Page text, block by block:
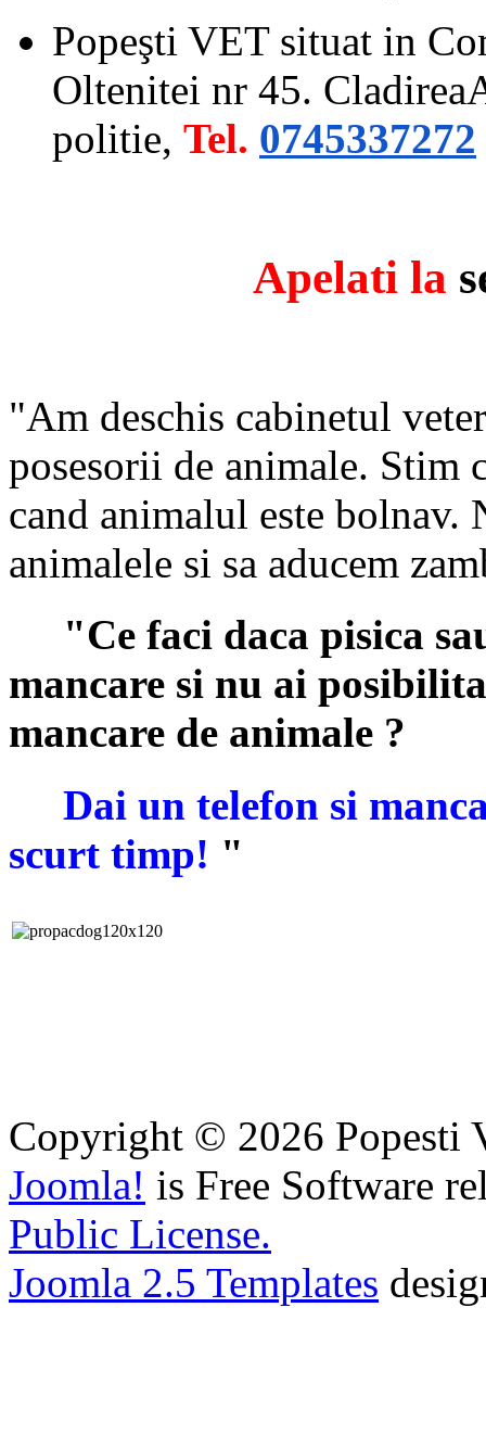
Popeşti VET situat in
Oltenitei nr 45.
politie, Tel. 0745337272
Apelati la
"Am deschis cabinetul
posesorii de animale.
cand animalul este bolnav.
animalele si sa aducem
"Ce faci daca pisica
mancare si nu ai
mancare de animale ?
Dai un telefon si
scurt timp! "
Copyright © 2026 Popesti
Joomla! is Free Software
Public License.
Joomla 2.5 Templates